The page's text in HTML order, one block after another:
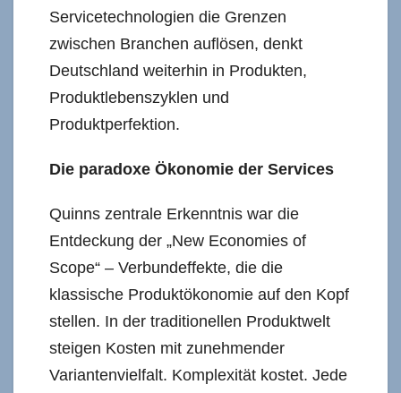
Servicetechnologien die Grenzen
zwischen Branchen auflösen, denkt
Deutschland weiterhin in Produkten,
Produktlebenszyklen und
Produktperfektion.
Die paradoxe Ökonomie der Services
Quinns zentrale Erkenntnis war die
Entdeckung der „New Economies of
Scope“ – Verbundeffekte, die die
klassische Produktökonomie auf den Kopf
stellen. In der traditionellen Produktwelt
steigen Kosten mit zunehmender
Variantenvielfalt. Komplexität kostet. Jede